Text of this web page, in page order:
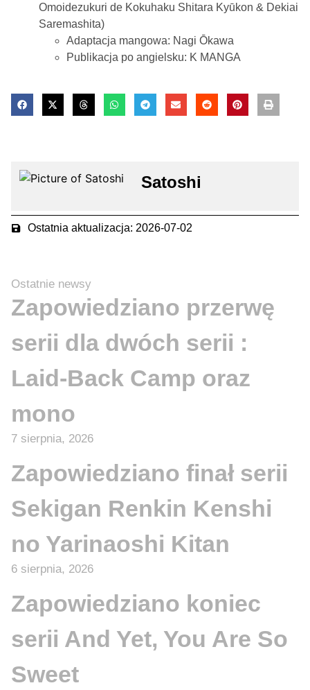
Omoidezukuri de Kokuhaku Shitara Kyūkon & Dekiai
Saremashita)
Adaptacja mangowa: Nagi Ōkawa
Publikacja po angielsku: K MANGA
Satoshi
Ostatnia aktualizacja: 2026-07-02
Ostatnie newsy
Zapowiedziano przerwę
serii dla dwóch serii :
Laid-Back Camp oraz
mono
7 sierpnia, 2026
Zapowiedziano finał serii
Sekigan Renkin Kenshi
no Yarinaoshi Kitan
6 sierpnia, 2026
Zapowiedziano koniec
serii And Yet, You Are So
Sweet